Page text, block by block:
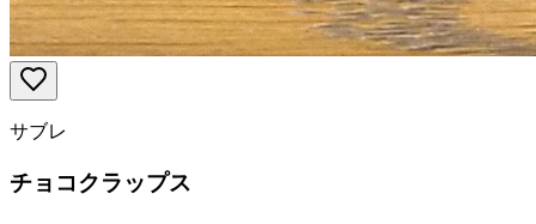
サブレ
チョコクラップス